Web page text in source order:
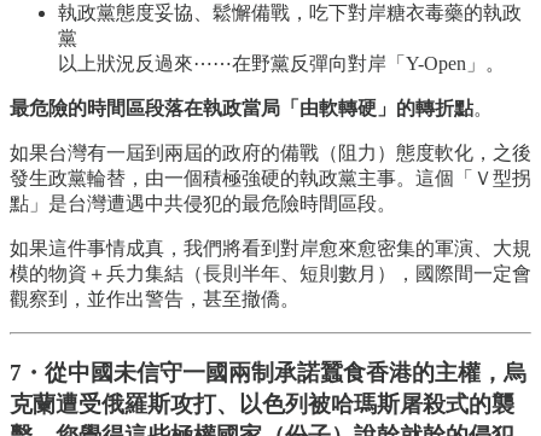
執政黨態度妥協、鬆懈備戰，吃下對岸糖衣毒藥的執政
黨
以上狀況反過來⋯⋯在野黨反彈向對岸「Y-Open」。
最危險的時間區段落在執政當局「由軟轉硬」的轉折點。
如果台灣有一屆到兩屆的政府的備戰（阻力）態度軟化，之後
發生政黨輪替，由一個積極強硬的執政黨主事。這個「Ｖ型拐
點」是台灣遭遇中共侵犯的最危險時間區段。
如果這件事情成真，我們將看到對岸愈來愈密集的軍演、大規
模的物資＋兵力集結（長則半年、短則數月），國際間一定會
觀察到，並作出警告，甚至撤僑。
7・從中國未信守一國兩制承諾蠶食香港的主權，烏
克蘭遭受俄羅斯攻打、以色列被哈瑪斯屠殺式的襲